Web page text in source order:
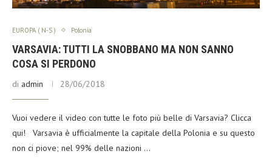
EUROPA ( N-S ) Polonia
VARSAVIA: TUTTI LA SNOBBANO MA NON SANNO
COSA SI PERDONO
di admin 28/06/2018
Vuoi vedere il video con tutte le foto più belle di Varsavia? Clicca
qui! Varsavia è ufficialmente la capitale della Polonia e su questo
non ci piove; nel 99% delle nazioni …